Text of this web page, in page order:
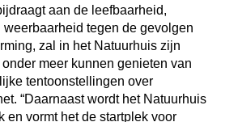
aan de leefbaarheid,
tegen de gevolgen
zal in het Natuurhuis zijn
meer kunnen genieten van
tentoonstellingen over
“Daarnaast wordt het Natuurhuis
en vormt het de startplek voor